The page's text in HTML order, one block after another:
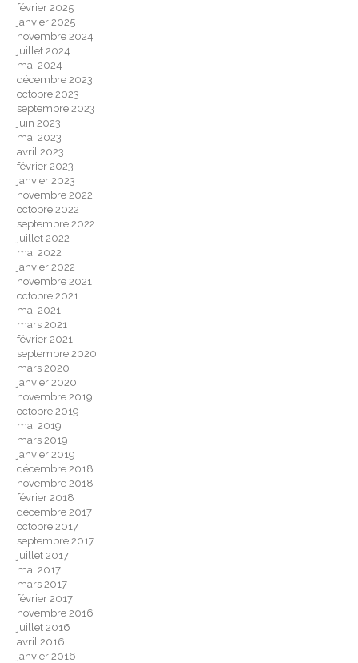
février 2025
janvier 2025
novembre 2024
juillet 2024
mai 2024
décembre 2023
octobre 2023
septembre 2023
juin 2023
mai 2023
avril 2023
février 2023
janvier 2023
novembre 2022
octobre 2022
septembre 2022
juillet 2022
mai 2022
janvier 2022
novembre 2021
octobre 2021
mai 2021
mars 2021
février 2021
septembre 2020
mars 2020
janvier 2020
novembre 2019
octobre 2019
mai 2019
mars 2019
janvier 2019
décembre 2018
novembre 2018
février 2018
décembre 2017
octobre 2017
septembre 2017
juillet 2017
mai 2017
mars 2017
février 2017
novembre 2016
juillet 2016
avril 2016
janvier 2016